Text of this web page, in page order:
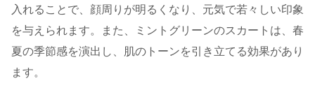
入れることで、顔周りが明るくなり、元気で若々しい印象
を与えられます。また、ミントグリーンのスカートは、春
夏の季節感を演出し、肌のトーンを引き立てる効果があり
ます。